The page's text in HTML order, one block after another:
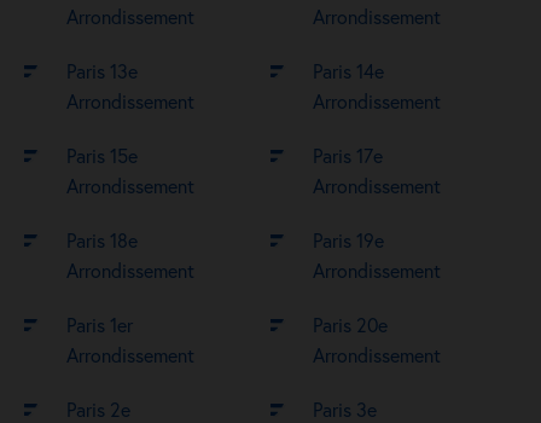
Arrondissement
Arrondissement
Paris 13e
Arrondissement
Paris 14e
Arrondissement
Paris 15e
Arrondissement
Paris 17e
Arrondissement
Paris 18e
Arrondissement
Paris 19e
Arrondissement
Paris 1er
Arrondissement
Paris 20e
Arrondissement
Paris 2e
Paris 3e